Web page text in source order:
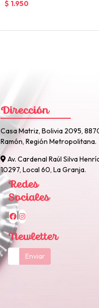
$ 1.950
Dirección
Casa Matriz, Bolivia 2095,
Ramón, Región Metropolitana.
Av. Cardenal Raúl Silva
10297, Local 60, La Granja.
Redes
Sociales
Newletter
Enviar